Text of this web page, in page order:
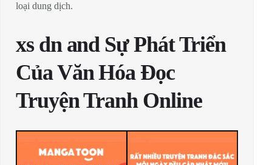
loại dung dịch.
xs dn and Sự Phát Triển
Của Văn Hóa Đọc
Truyện Tranh Online